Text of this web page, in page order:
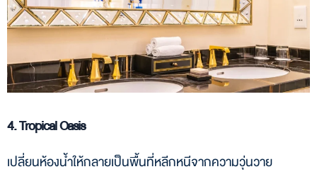
4. Tropical Oasis
เปลี่ยนห้องน้ำให้กลายเป็นพื้นที่หลีกหนีจากความวุ่นวาย